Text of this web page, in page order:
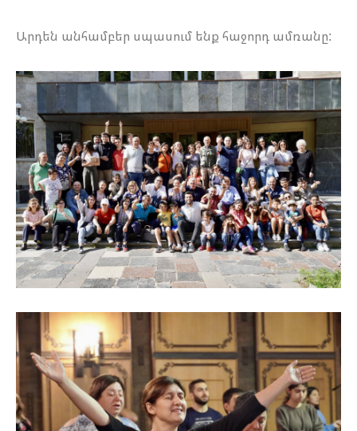
Արդեն անհամբեր սպասում ենք հաջորդ ամռանը: